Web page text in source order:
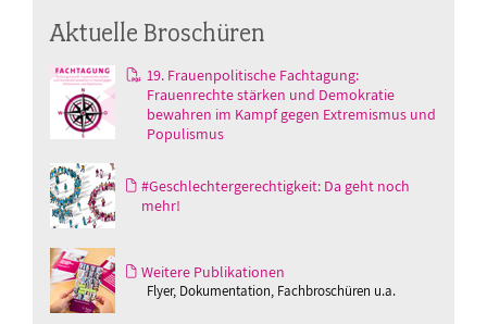
Aktuelle Broschüren
19. Frauenpolitische Fachtagung:
Frauenrechte stärken und Demokratie
bewahren im Kampf gegen Extremismus und
Populismus
#Geschlechtergerechtigkeit: Da geht noch
mehr!
Weitere Publikationen
Flyer, Dokumentation, Fachbroschüren u.a.